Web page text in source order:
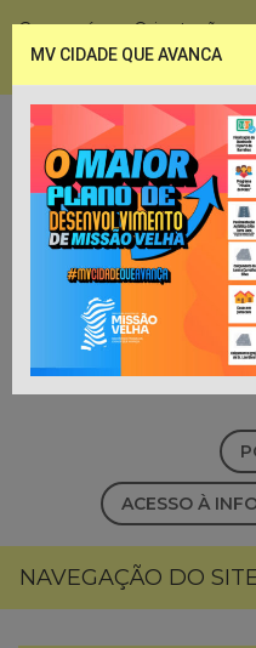
Coronavírus - Orientações
ACESSO À
NAVEGAÇÃO DO
MV CIDADE QUE AVANCA